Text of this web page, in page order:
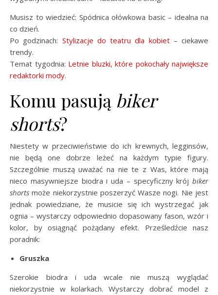
Musisz to wiedzieć: Spódnica ołówkowa basic – idealna na
co dzień.
Po godzinach: Stylizacje do teatru dla kobiet– ciekawe
trendy.
Temat tygodnia: Letnie bluzki, które pokochały największe
redaktorki mody.
Komu pasują biker
shorts?
Niestety w przeciwieństwie do ich krewnych, legginsów,
nie będą one dobrze leżeć na każdym typie figury.
Szczególnie muszą uważać na nie te z Was, które mają
nieco masywniejsze biodra i uda – specyficzny krój biker
shorts może niekorzystnie poszerzyć Wasze nogi. Nie jest
jednak powiedziane, że musicie się ich wystrzegać jak
ognia – wystarczy odpowiednio dopasowany fason, wzór i
kolor, by osiągnąć pożądany efekt. Prześledźcie nasz
poradnik:
Gruszka
Szerokie biodra i uda wcale nie muszą wyglądać
niekorzystnie w kolarkach. Wystarczy dobrać model z